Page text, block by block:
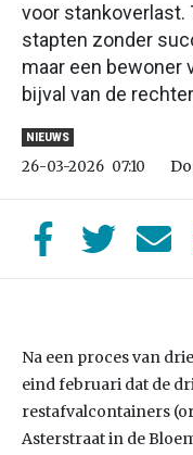
voor stankoverlast.
stapten zonder
maar een bewoner
bijval van de
NIEUWS
26-03-2026 07:10
Na een proces van
eind februari dat de
restafvalcontainers
Asterstraat in de